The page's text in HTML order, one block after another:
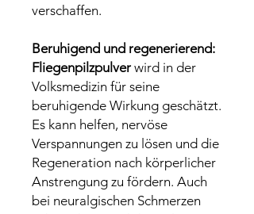
verschaffen.
Beruhigend und regenerierend:
Fliegenpilzpulver wird in der
Volksmedizin für seine
beruhigende Wirkung geschätzt.
Es kann helfen, nervöse
Verspannungen zu lösen und die
Regeneration nach körperlicher
Anstrengung zu fördern. Auch
bei neuralgischen Schmerzen